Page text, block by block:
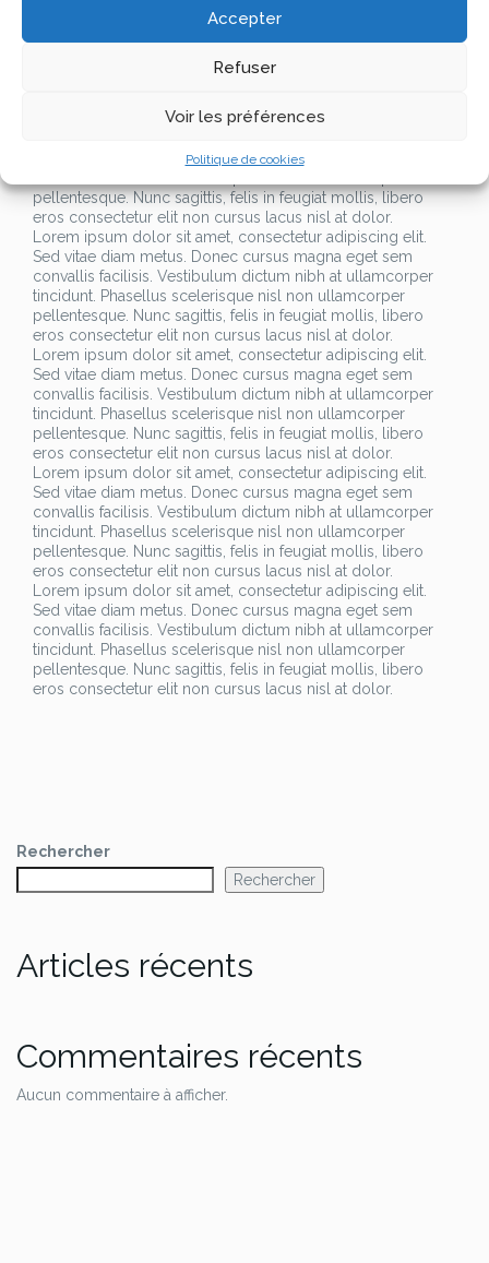
Accepter
Refuser
Voir les préférences
Politique de cookies
Sed vitae diam metus. Donec cursus magna eget sem
convallis facilisis. Vestibulum dictum nibh at ullamcorper
tincidunt. Phasellus scelerisque nisl non ullamcorper
Lorem ipsum dolor sit amet, consectetur adipiscing elit.
convallis facilisis. Vestibulum dictum nibh at ullamcorper
pellentesque. Nunc sagittis, felis in feugiat mollis, libero
eros consectetur elit non cursus lacus nisl at dolor.
Lorem ipsum dolor sit amet, consectetur adipiscing elit.
Sed vitae diam metus. Donec cursus magna eget sem
convallis facilisis. Vestibulum dictum nibh at ullamcorper
tincidunt. Phasellus scelerisque nisl non ullamcorper
pellentesque. Nunc sagittis, felis in feugiat mollis, libero
eros consectetur elit non cursus lacus nisl at dolor.
Lorem ipsum dolor sit amet, consectetur adipiscing elit.
Sed vitae diam metus. Donec cursus magna eget sem
convallis facilisis. Vestibulum dictum nibh at ullamcorper
tincidunt. Phasellus scelerisque nisl non ullamcorper
pellentesque. Nunc sagittis, felis in feugiat mollis, libero
eros consectetur elit non cursus lacus nisl at dolor.
Lorem ipsum dolor sit amet, consectetur adipiscing elit.
Sed vitae diam metus. Donec cursus magna eget sem
convallis facilisis. Vestibulum dictum nibh at ullamcorper
tincidunt. Phasellus scelerisque nisl non ullamcorper
pellentesque. Nunc sagittis, felis in feugiat mollis, libero
eros consectetur elit non cursus lacus nisl at dolor.
Lorem ipsum dolor sit amet, consectetur adipiscing elit.
Sed vitae diam metus. Donec cursus magna eget sem
convallis facilisis. Vestibulum dictum nibh at ullamcorper
tincidunt. Phasellus scelerisque nisl non ullamcorper
pellentesque. Nunc sagittis, felis in feugiat mollis, libero
eros consectetur elit non cursus lacus nisl at dolor.
Rechercher
Rechercher
Articles récents
Commentaires récents
Aucun commentaire à afficher.